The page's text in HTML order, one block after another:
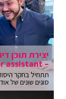
יצירת תוכן
– Mentor assistant
תתחיל בחקר
סוגים שונים של